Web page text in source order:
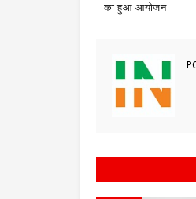
का हुआ आयोजन